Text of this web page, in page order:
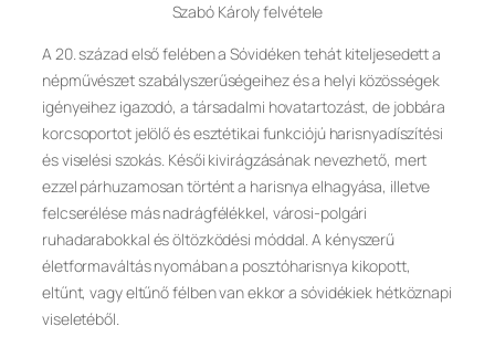
Szabó Károly felvétele
A 20. század első felében a Sóvidéken tehát kiteljesedett a
népművészet szabályszerűségeihez és a helyi közösségek
igényeihez igazodó, a társadalmi hovatartozást, de jobbára
korcsoportot jelölő és esztétikai funkciójú harisnyadíszítési
és viselési szokás. Késői kivirágzásának nevezhető, mert
ezzel párhuzamosan történt a harisnya elhagyása, illetve
felcserélése más nadrágfélékkel, városi-polgári
ruhadarabokkal és öltözködési móddal. A kényszerű
életformaváltás nyomában a posztóharisnya kikopott,
eltűnt, vagy eltűnő félben van ekkor a sóvidékiek hétköznapi
viseletéből.